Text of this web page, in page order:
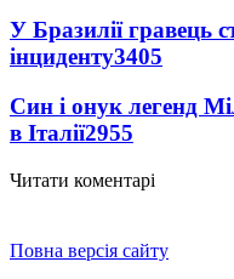
У Бразилії гравець
інциденту3405
Син і онук легенд
в Італії2955
Читати коментарі
Повна версія сайту